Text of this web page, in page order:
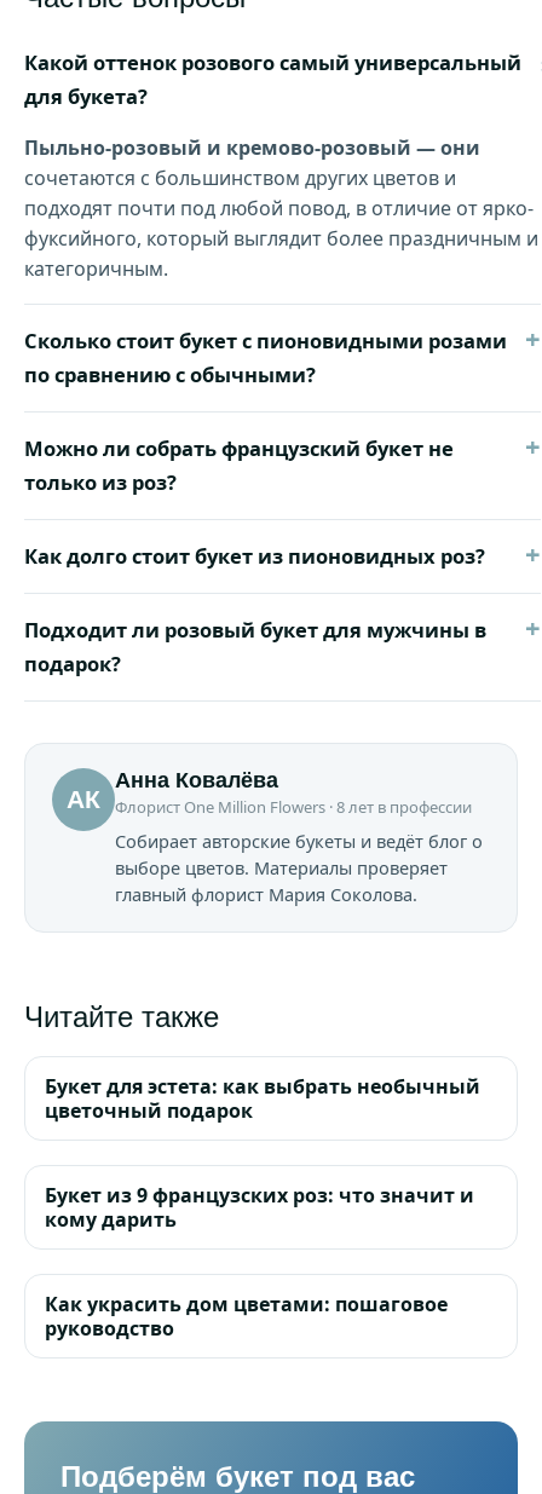
Какой оттенок розового самый универсальный
для букета?
Пыльно-розовый и кремово-розовый — они
сочетаются с большинством других цветов и
подходят почти под любой повод, в отличие от ярко-
фуксийного, который выглядит более праздничным и
категоричным.
Сколько стоит букет с пионовидными розами
по сравнению с обычными?
+
Можно ли собрать французский букет не
только из роз?
+
Как долго стоит букет из пионовидных роз? +
Подходит ли розовый букет для мужчины в
подарок?
+
АК
Анна Ковалёва
Флорист One Million Flowers · 8 лет в профессии
Собирает авторские букеты и ведёт блог о
выборе цветов. Материалы проверяет
главный флорист Мария Соколова.
Читайте также
Букет для эстета: как выбрать необычный
цветочный подарок
Букет из 9 французских роз: что значит и
кому дарить
Как украсить дом цветами: пошаговое
руководство
Подберём букет под вас